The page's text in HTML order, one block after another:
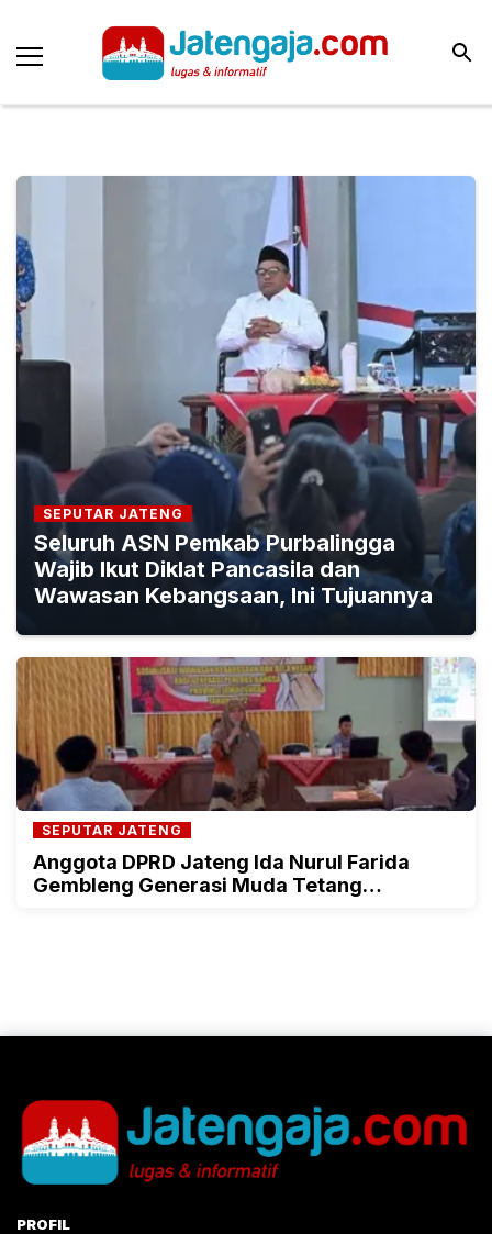
SEPUTAR JATENG
Seluruh ASN Pemkab Purbalingga
Wajib Ikut Diklat Pancasila dan
Wawasan Kebangsaan, Ini Tujuannya
SEPUTAR JATENG
Anggota DPRD Jateng Ida Nurul Farida
Gembleng Generasi Muda Tetang
PROFIL